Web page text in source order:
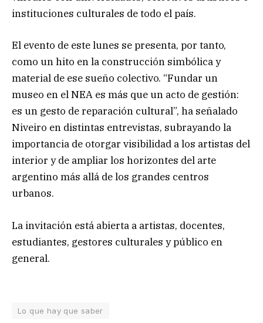
instituciones culturales de todo el país.
El evento de este lunes se presenta, por tanto,
como un hito en la construcción simbólica y
material de ese sueño colectivo. “Fundar un
museo en el NEA es más que un acto de gestión:
es un gesto de reparación cultural”, ha señalado
Niveiro en distintas entrevistas, subrayando la
importancia de otorgar visibilidad a los artistas del
interior y de ampliar los horizontes del arte
argentino más allá de los grandes centros
urbanos.
La invitación está abierta a artistas, docentes,
estudiantes, gestores culturales y público en
general.
Lo que hay que saber